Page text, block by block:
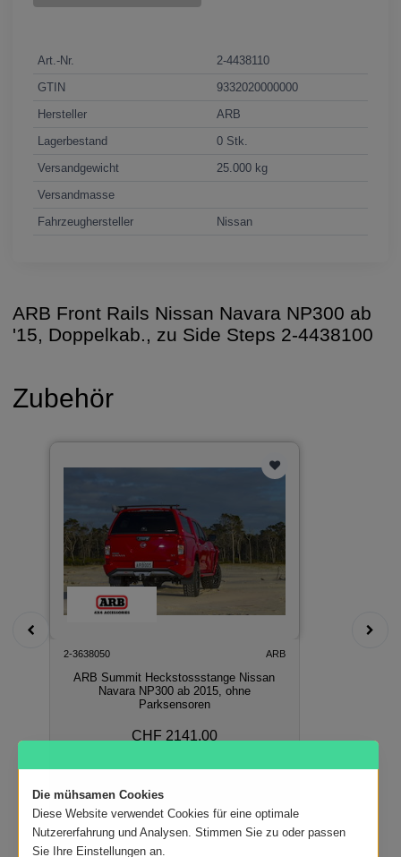
Art.-Nr.
2-4438110
GTIN
9332020000000
Hersteller
ARB
Lagerbestand
0 Stk.
Versandgewicht
25.000 kg
Versandmasse
Fahrzeughersteller
Nissan
ARB Front Rails Nissan Navara NP300 ab
'15, Doppelkab., zu Side Steps 2-4438100
Zubehör
2-3638050 ARB
ARB Summit Heckstossstange Nissan
Navara NP300 ab 2015, ohne
Parksensoren
CHF 2141.00
Die mühsamen Cookies
Diese Website verwendet Cookies für eine optimale
Nutzererfahrung und Analysen. Stimmen Sie zu oder passen
Sie Ihre Einstellungen an.